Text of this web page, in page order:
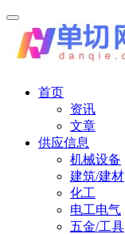
首页
资讯
文章
供应信息
机械设备
建筑/建材
化工
电工电气
五金/工具